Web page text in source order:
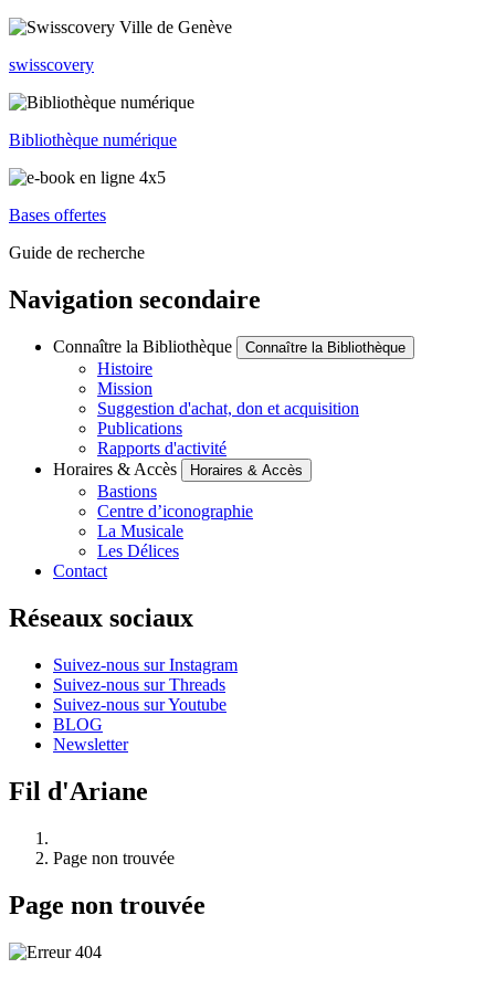
swisscovery
Bibliothèque numérique
Bases offertes
Guide de recherche
Navigation secondaire
Connaître la Bibliothèque Connaître la Bibliothèque
Histoire
Mission
Suggestion d'achat, don et acquisition
Publications
Rapports d'activité
Horaires & Accès
Horaires & Accès
Bastions
Centre d’iconographie
La Musicale
Les Délices
Contact
Réseaux sociaux
Suivez-nous sur Instagram
Suivez-nous sur Threads
Suivez-nous sur Youtube
BLOG
Newsletter
Fil d'Ariane
Page non trouvée
Page non trouvée